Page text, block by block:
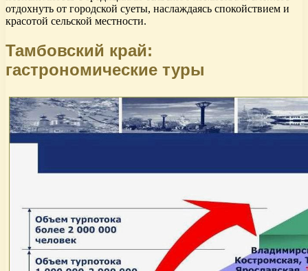
отдохнуть от городской суеты, наслаждаясь спокойствием и
красотой сельской местности.
Тамбовский край:
гастрономические туры